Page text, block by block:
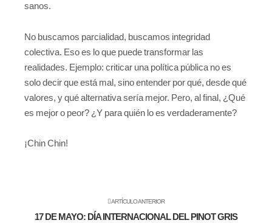
sanos.
No buscamos parcialidad, buscamos integridad
colectiva. Eso es lo que puede transformar las
realidades. Ejemplo: criticar una política pública no es
solo decir que está mal, sino entender por qué, desde qué
valores, y qué alternativa sería mejor. Pero, al final, ¿Qué
es mejor o peor? ¿Y para quién lo es verdaderamente?
¡Chin Chin!
ARTÍCULO ANTERIOR
17 DE MAYO: DÍA INTERNACIONAL DEL PINOT GRIS